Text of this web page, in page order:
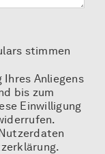
stimmen
Anliegens
bis zum
Einwilligung